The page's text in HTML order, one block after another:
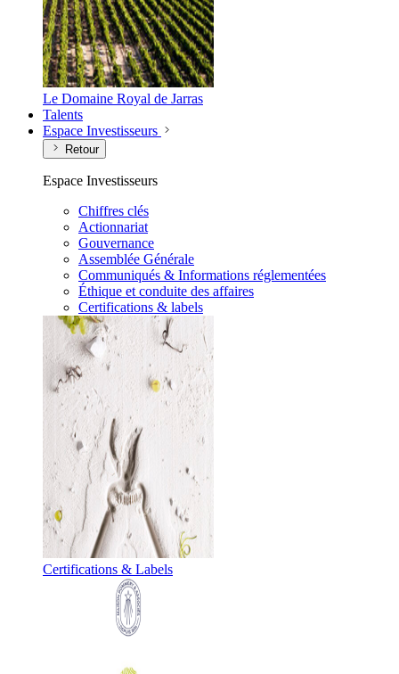
Le Domaine Royal de Jarras
Talents
Espace Investisseurs
Retour
Espace Investisseurs
Chiffres clés
Actionnariat
Gouvernance
Assemblée Générale
Communiqués & Informations réglementées
Éthique et conduite des affaires
Certifications & labels
Certifications & Labels